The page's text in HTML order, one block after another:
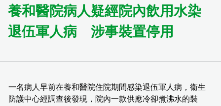
養和醫院病人疑經院內飲用水染
退伍軍人病 涉事裝置停用
一名病人早前在養和醫院住院期間感染退伍軍人病，衞生
防護中心經調查後發現，院內一款供應冷卻煮沸水的裝